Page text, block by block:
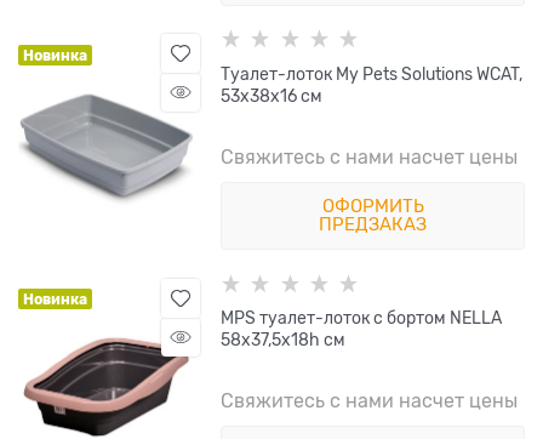
Новинка
Туалет-лоток My Pets Solutions WCAT,
53х38х16 см
Свяжитесь с нами насчет цены
ОФОРМИТЬ
ПРЕДЗАКАЗ
Новинка
MPS туалет-лоток с бортом NELLA
58x37,5x18h см
Свяжитесь с нами насчет цены